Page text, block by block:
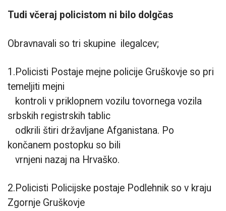
Tudi včeraj policistom ni bilo dolgčas
Obravnavali so tri skupine ilegalcev;
1.Policisti Postaje mejne policije Gruškovje so pri
temeljiti mejni
kontroli v priklopnem vozilu tovornega vozila
srbskih registrskih tablic
odkrili štiri državljane Afganistana. Po
končanem postopku so bili
vrnjeni nazaj na Hrvaško.
2.Policisti Policijske postaje Podlehnik so v kraju
Zgornje Gruškovje